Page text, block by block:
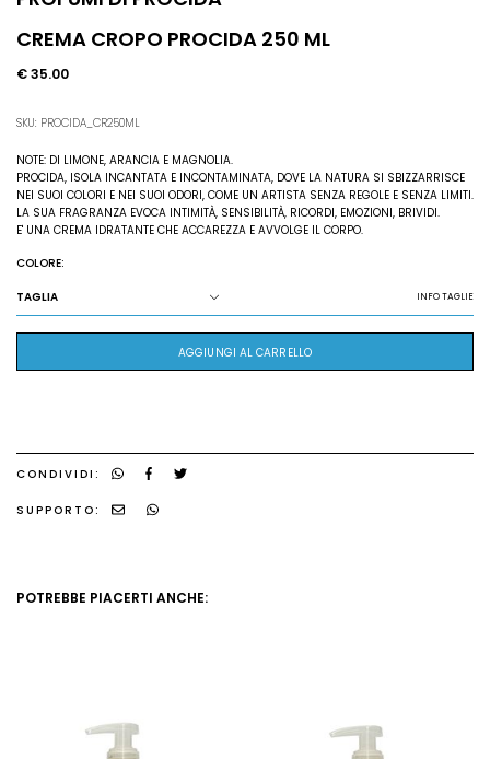
CREMA CROPO PROCIDA 250 ML
€ 35.00
SKU: PROCIDA_CR250ML
NOTE: DI LIMONE, ARANCIA E MAGNOLIA.
PROCIDA, ISOLA INCANTATA E INCONTAMINATA, DOVE LA NATURA SI SBIZZARRISCE
NEI SUOI COLORI E NEI SUOI ODORI, COME UN ARTISTA SENZA REGOLE E SENZA LIMITI.
LA SUA FRAGRANZA EVOCA INTIMITÀ, SENSIBILITÀ, RICORDI, EMOZIONI, BRIVIDI.
E' UNA CREMA IDRATANTE CHE ACCAREZZA E AVVOLGE IL CORPO.
COLORE:
TAGLIA INFO TAGLIE
AGGIUNGI AL CARRELLO
CONDIVIDI:
SUPPORTO:
POTREBBE PIACERTI ANCHE: